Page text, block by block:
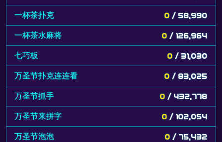
一杯茶扑克 0 / 58,990
一杯茶水麻将 0 / 126,964
七巧板 0 / 31,030
万圣节扑克连连看 0 / 83,025
万圣节抓手 0 / 432,778
万圣节来拼字 0 / 102,054
万圣节泡泡 0 / 75,432